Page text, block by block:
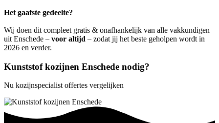
Het gaafste gedeelte?
Wij doen dit compleet gratis & onafhankelijk van alle vakkundigen
uit Enschede – voor altijd – zodat jij het beste geholpen wordt in
2026 en verder.
Kunststof kozijnen Enschede nodig?
Nu kozijnspecialist offertes vergelijken